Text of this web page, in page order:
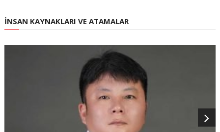
İNSAN KAYNAKLARI VE ATAMALAR